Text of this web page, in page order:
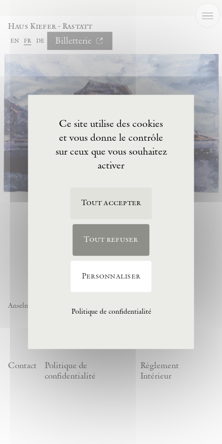
Haus Kiefer - Rastatt
en fr de Billetterie
Anselm Kiefer « Noch nicht » , 1974, (c) Anselm Kiefer
Contact
Politique de
confidentialité
Règlement
Intérieur
Ce site utilise des cookies
et vous donne le contrôle
sur ceux que vous souhaitez
activer
Tout accepter
Tout refuser
Personnaliser
Politique de confidentialité